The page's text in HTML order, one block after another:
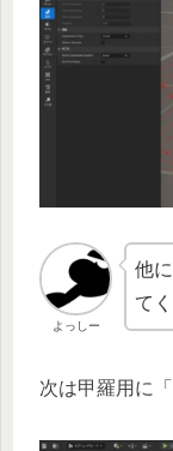
よっしー
他
て
次は甲羅用に